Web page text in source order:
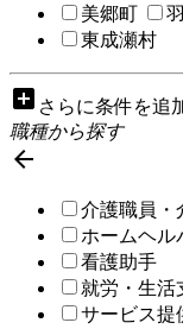
美郷町
東成瀬村
add_box さらに条件を追
職種から探す

介護職員・
ホームヘル
看護助手
就労・生活
サービス提